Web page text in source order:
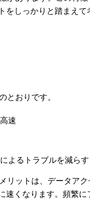
をしっかりと踏まえて
とおりです。
速
よるトラブルを減らす
リットは、データア
速くなります。頻繁